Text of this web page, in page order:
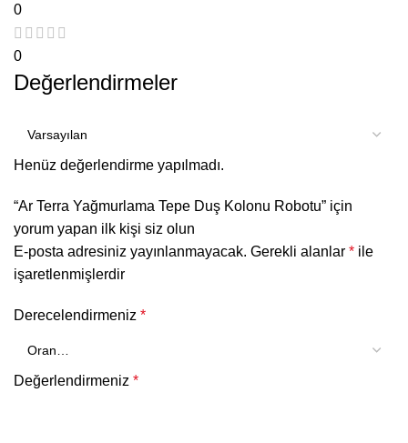
0
0
Değerlendirmeler
Henüz değerlendirme yapılmadı.
“Ar Terra Yağmurlama Tepe Duş Kolonu Robotu” için
yorum yapan ilk kişi siz olun
E-posta adresiniz yayınlanmayacak. Gerekli alanlar * ile
işaretlenmişlerdir
Derecelendirmeniz *
Değerlendirmeniz *